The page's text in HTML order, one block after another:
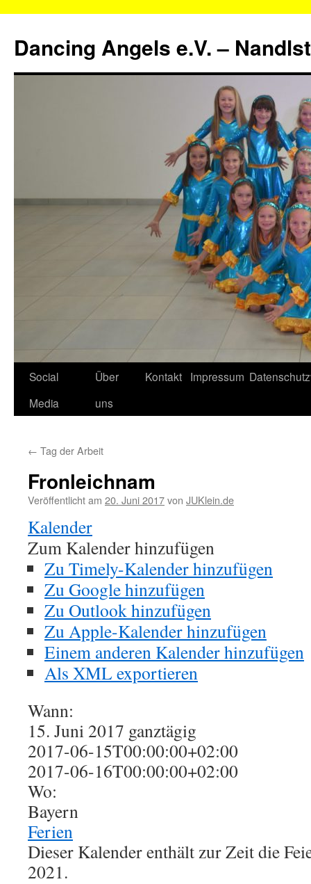
springen
Dancing Angels e.V. –
Social
Media
Über
uns
Kontakt Impressum
← Tag der Arbeit
Fronleichnam
Veröffentlicht am 20. Juni 2017von JUKlein.de
Kalender
Zum Kalender hinzufügen
Zu Timely-Kalender hinzufügen
Zu Google hinzufügen
Zu Outlook hinzufügen
Zu Apple-Kalender hinzufügen
Einem anderen Kalender hinzufügen
Als XML exportieren
Wann:
15. Juni 2017 ganztägig
2017-06-15T00:00:00+02:00
2017-06-16T00:00:00+02:00
Wo:
Bayern
Ferien
Dieser Kalender enthält zur Zeit die
2021.